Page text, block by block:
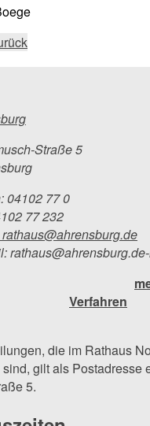
Straße 5
04102 77 0
77 232
rathaus@ahrensburg.de
Verfahren
die im Rathaus
gilt als Postadresse
5.